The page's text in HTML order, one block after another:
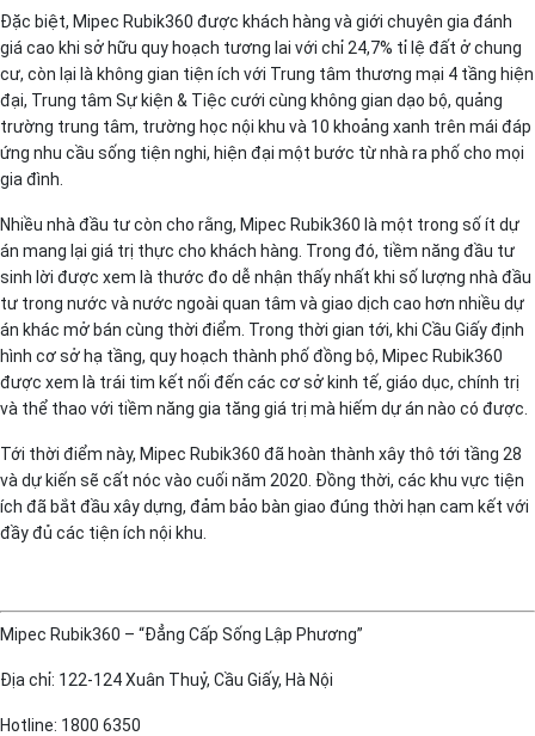
Đặc biệt, Mipec Rubik360 được khách hàng và giới chuyên gia đánh
giá cao khi sở hữu quy hoạch tương lai với chỉ 24,7% tỉ lệ đất ở chung
cư, còn lại là không gian tiện ích với Trung tâm thương mại 4 tầng hiện
đại, Trung tâm Sự kiện & Tiệc cưới cùng không gian dạo bộ, quảng
trường trung tâm, trường học nội khu và 10 khoảng xanh trên mái đáp
ứng nhu cầu sống tiện nghi, hiện đại một bước từ nhà ra phố cho mọi
gia đình.
Nhiều nhà đầu tư còn cho rằng, Mipec Rubik360 là một trong số ít dự
án mang lại giá trị thực cho khách hàng. Trong đó, tiềm năng đầu tư
sinh lời được xem là thước đo dễ nhận thấy nhất khi số lượng nhà đầu
tư trong nước và nước ngoài quan tâm và giao dịch cao hơn nhiều dự
án khác mở bán cùng thời điểm. Trong thời gian tới, khi Cầu Giấy định
hình cơ sở hạ tầng, quy hoạch thành phố đồng bộ, Mipec Rubik360
được xem là trái tim kết nối đến các cơ sở kinh tế, giáo dục, chính trị
và thể thao với tiềm năng gia tăng giá trị mà hiếm dự án nào có được.
Tới thời điểm này, Mipec Rubik360 đã hoàn thành xây thô tới tầng 28
và dự kiến sẽ cất nóc vào cuối năm 2020. Đồng thời, các khu vực tiện
ích đã bắt đầu xây dựng, đảm bảo bàn giao đúng thời hạn cam kết với
đầy đủ các tiện ích nội khu.
Mipec Rubik360 – “Đẳng Cấp Sống Lập Phương”
Địa chỉ: 122-124 Xuân Thuỷ, Cầu Giấy, Hà Nội
Hotline: 1800 6350